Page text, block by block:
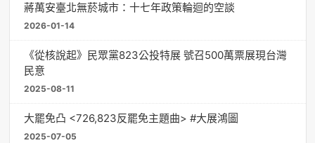
蔣萬安臺北無菸城市：十七年政策輪迴的空談
2026-01-14
《從核說起》民眾黨823公投特展 號召500萬票展現台灣
民意
2025-08-11
大罷免凸 <726,823反罷免主題曲> #大展鴻圖
2025-07-05